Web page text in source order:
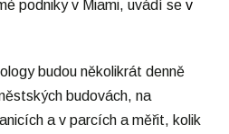
podniky v Miami, uvádí se v
budou několikrát denně
budovách, na
a v parcích a měřit, kolik